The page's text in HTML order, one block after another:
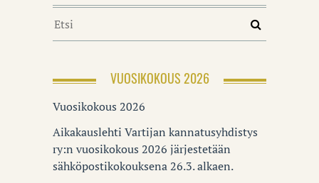
VUOSIKOKOUS 2026
Vuosikokous 2026
Aikakauslehti Vartijan kannatusyhdistys
ry:n vuosikokous 2026 järjestetään
sähköpostikokouksena 26.3. alkaen.